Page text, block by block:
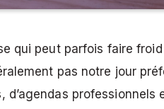
qui peut parfois faire
pas notre jour
professionnels